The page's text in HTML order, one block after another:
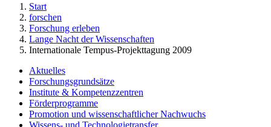
Start
forschen
Forschung erleben
Lange Nacht der Wissenschaften
Internationale Tempus-Projekttagung 2009
Aktuelles
Forschungsgrundsätze
Institute & Kompetenzzentren
Förderprogramme
Promotion und wissenschaftlicher Nachwuchs
Wissens- und Technologietransfer